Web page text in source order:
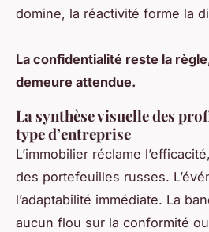
domine, la réactivité forme la
La confidentialité reste la
demeure attendue.
La synthèse visuelle des
type d’entreprise
L’immobilier réclame
des portefeuilles russes.
l’adaptabilité immédiate. La
aucun flou sur la conformité